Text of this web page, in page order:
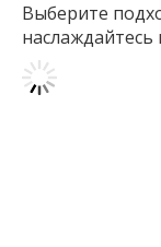
Выберите
наслаждайтесь